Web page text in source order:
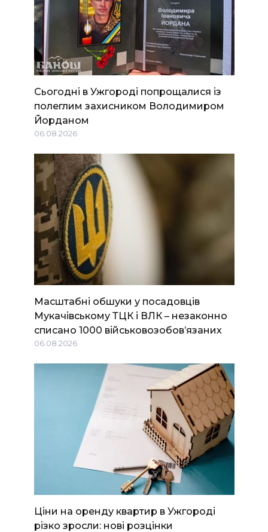
Сьогодні в Ужгороді попрощалися із
полеглим захисником Володимиром
Йорданом
06.08.2026
Масштабні обшуки у посадовців
Мукачівському ТЦК і ВЛК – незаконно
списано 1000 військовозобов’язаних
06.08.2026
Ціни на оренду квартир в Ужгороді
різко зросли: нові розцінки